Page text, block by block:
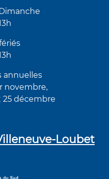
annuelles
novembre,
25 décembre
Loubet